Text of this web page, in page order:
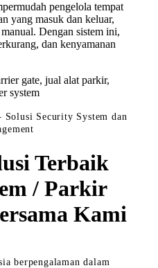
pengelola tempat
yang masuk dan keluar,
Dengan sistem ini,
dan kenyamanan
gate, jual alat parkir,
system
Security System dan
Terbaik
/ Parkir
Kami
berpengalaman dalam